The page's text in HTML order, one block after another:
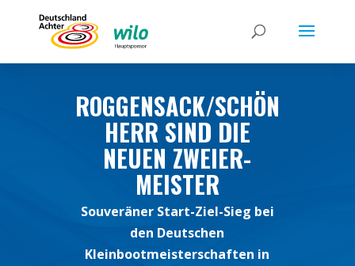
ROGGENSACK/SCHÖN
HERR SIND DIE
NEUEN ZWEIER-
MEISTER
Souveräner Start-Ziel-Sieg bei
den Deutschen
Kleinbootmeisterschaften in